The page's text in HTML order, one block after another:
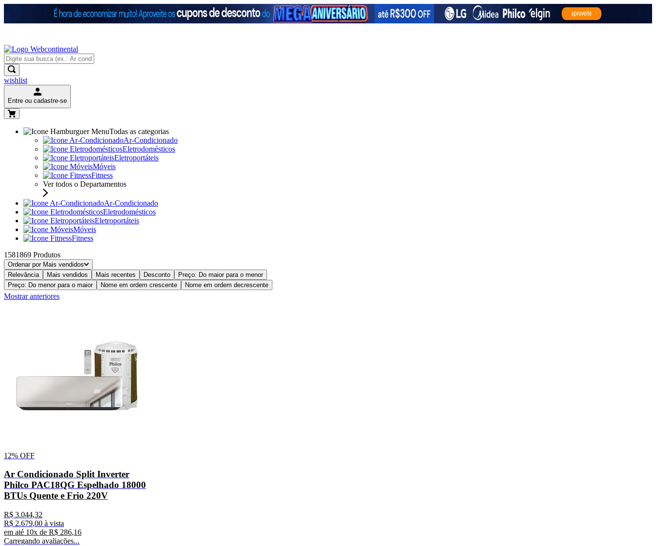
wishlist
Entre ou cadastre-se
Todas as categorias
Ar-Condicionado
Eletrodomésticos
Eletroportáteis
Móveis
Fitness
Ver todos o Departamentos
Ar-Condicionado
Eletrodomésticos
Eletroportáteis
Móveis
Fitness
1581869 Produtos
Ordenar por Mais vendidos
Relevância
Mais vendidos Mais recentes Desconto
Preço: Do maior para o menor
Preço: Do menor para o maior
Nome em ordem crescente Nome em ordem decrescente
Mostrar anteriores
12% OFF
Ar Condicionado Split Inverter
Philco PAC18QG Espelhado 18000
BTUs Quente e Frio 220V
R$ 3.044,32
R$ 2.679,00 à vista
em até 10x de R$ 286,16
Carregando avaliações...